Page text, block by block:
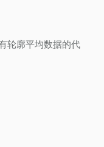
轮廓平均数据的代